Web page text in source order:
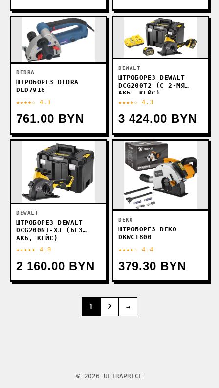
DEDRA
ШТРОБОРЕЗ DEDRA
DED7918
★★★★☆ 4.1
761.00 BYN
DEWALT
ШТРОБОРЕЗ DEWALT
DCG200T2 (С 2-МЯ
АКБ, КЕЙС)
★★★★☆ 4.3
3 424.00 BYN
DEWALT
ШТРОБОРЕЗ DEWALT
DCG200NT-XJ (БЕЗ
АКБ, КЕЙС)
★★★★★ 4.9
2 160.00 BYN
DEKO
ШТРОБОРЕЗ DEKO
DKWC1800
★★★★☆ 4.4
379.30 BYN
1 2 →
© 2026 ULTRAPRICE